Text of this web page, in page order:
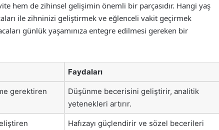
hem de zihinsel gelişimin önemli bir parçasıdır. Hangi yaş
ile zihninizi geliştirmek ve eğlenceli vakit geçirmek
günlük yaşamınıza entegre edilmesi gereken bir
Faydaları
gerektiren
Düşünme becerisini geliştirir, analitik
yetenekleri artırır.
Hafızayı güçlendirir ve sözel becerileri